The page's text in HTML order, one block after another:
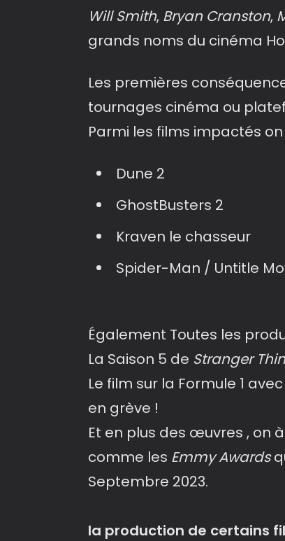
Will Smith, Bryan Cranston,
grands noms du cinéma
Les premières
tournages cinéma ou
Parmi les films impactés
Dune 2
GhostBusters 2
Kraven le chasseur
Spider-Man / Untitle
Également Toutes les
La Saison 5 de Stranger
Le film sur la Formule 1 avec
en grève !
Et en plus des œuvres , on
comme les Emmy Awards
Septembre 2023.
la production de certains